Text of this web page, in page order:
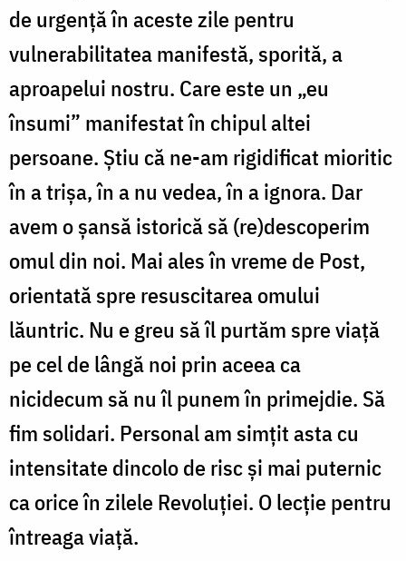
de urgență în aceste zile pentru
vulnerabilitatea manifestă, sporită, a
aproapelui nostru. Care este un „eu
însumi” manifestat în chipul altei
persoane. Știu că ne-am rigidificat mioritic
în a trișa, în a nu vedea, în a ignora. Dar
avem o șansă istorică să (re)descoperim
omul din noi. Mai ales în vreme de Post,
orientată spre resuscitarea omului
lăuntric. Nu e greu să îl purtăm spre viață
pe cel de lângă noi prin aceea ca
nicidecum să nu îl punem în primejdie. Să
fim solidari. Personal am simțit asta cu
intensitate dincolo de risc și mai puternic
ca orice în zilele Revoluției. O lecție pentru
întreaga viață.